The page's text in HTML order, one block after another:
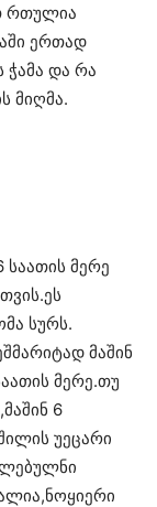
რთულია
ერთად
ჭამა და რა
მიღმა.
საათის მერე
სურს.
მაშინ
მერე.თუ
6
უეცარი